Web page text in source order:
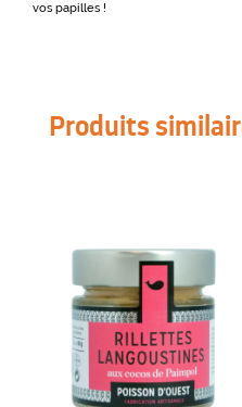
vos papilles !
Produits